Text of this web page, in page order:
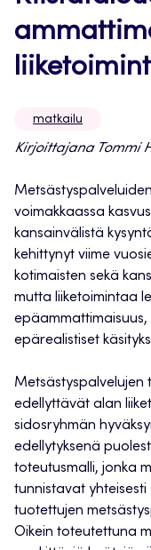
matkailu
Kirjoittajana Tommi
voimakkaassa
kansainvälistä
kehittynyt viime
kotimaisten sekä
mutta liiketoimintaa
epäammattimaisuus,
epärealistiset
Metsästyspalvelujen
edellyttävät alan
sidosryhmän
edellytyksenä
toteutusmalli, jonka
tunnistavat
tuotettujen
Oikein toteutettuna